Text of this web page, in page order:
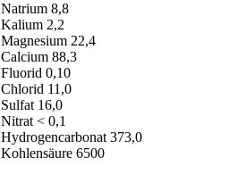
Natrium 8,8
Kalium 2,2
Magnesium 22,4
Calcium 88,3
Fluorid 0,10
Chlorid 11,0
Sulfat 16,0
Nitrat < 0,1
Hydrogencarbonat 373,0
Kohlensäure 6500